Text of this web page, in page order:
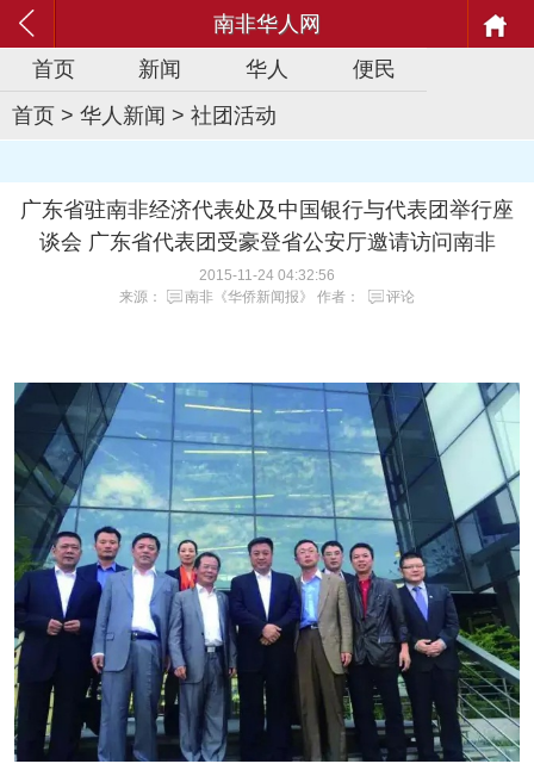
南非华人网
首页
新闻 华人
便民
首页 > 华人新闻 > 社团活动
广东省驻南非经济代表处及中国银行与代表团举行座
谈会 广东省代表团受豪登省公安厅邀请访问南非
2015-11-24 04:32:56
来源：
南非《华侨新闻报》 作者： 评论